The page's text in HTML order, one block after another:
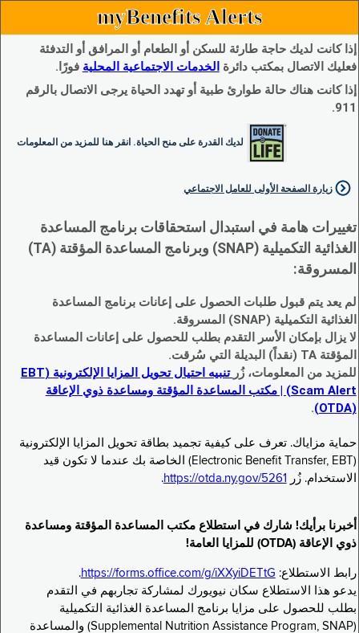
myBenefits Alerts
إذا كانت لديك حاجة طارئة للسكن أو الطعام أو المرافق أو التدفئة
فعليك الاتصال بمكتب دائرة الخدمات الاجتماعية المحلية فورًا.
إذا كانت هناك حالة طوارئ طبية أو تهدد الحياة يرجى الاتصال بالرقم
911.
لديك القدرة على منح الحياة. انقر هنا للمزيد من المعلومات
زيارة الصفحة الأولى للعامل الاجتماعي
تغييرات هامة في استبدال استحقاقات برنامج المساعدة
الغذائية التكميلية (SNAP) وبرنامج المساعدة المؤقتة (TA)
المسروقة:
لم يعد يتم قبول طلبات الحصول على إعانات برنامج المساعدة
الغذائية التكميلية (SNAP) المسروقة.
لا يزال بإمكان الأسر التقدم بطلب للحصول على إعانات المساعدة
المؤقتة TA (نقداً) البديلة التي سُرقت.
للمزيد من المعلومات، زُر
تنبيه احتيال تحويل المزايا الإلكترونية (EBT
Scam Alert) | مكتب المساعدة المؤقتة ومساعدة ذوي الإعاقة
(OTDA)
.
حماية مزاياك. تعرف على كيفية تجميد بطاقة تحويل المزايا الإلكترونية
(Electronic Benefit Transfer, EBT) الخاصة بك عندما لا تكون قيد
الاستخدام. زُر
https://otda.ny.gov/5261
.
أخبرنا برأيك! شارك في استطلاع مكتب المساعدة المؤقتة ومساعدة
ذوي الإعاقة (OTDA) للمزايا العامة!
رابط الاستطلاع: https://forms.office.com/g/iXXyiDETtG
.
يدعو هذا الاستطلاع سكان نيويورك لمشاركة تجاربهم في التقدم
بطلب للحصول على مزايا برنامج المساعدة الغذائية التكميلية
(Supplemental Nutrition Assistance Program, SNAP) والمساعدة